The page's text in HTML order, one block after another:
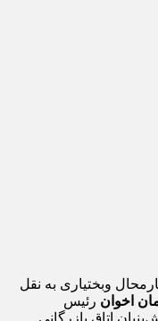
وبختیاری به نقل
اخوان رئیس
اتاق بازرگانی